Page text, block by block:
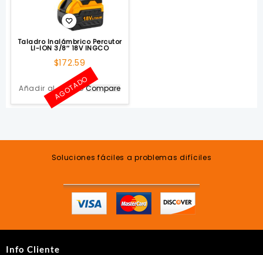
Taladro Inalámbrico Percutor
LI-ION 3/8″ 18V INGCO
$172.59
Añadir al carrito
AGOTADOCompare
Soluciones fáciles a problemas difíciles
Info Cliente